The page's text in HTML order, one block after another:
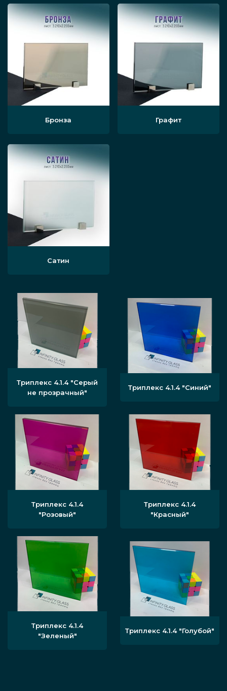
Бронза Графит
Сатин
Триплекс 4.1.4 "Серый
не прозрачный"
Триплекс 4.1.4 "Синий"
Триплекс 4.1.4
"Розовый"
Триплекс 4.1.4
"Красный"
Триплекс 4.1.4
"Зеленый"
Триплекс 4.1.4 "Голубой"